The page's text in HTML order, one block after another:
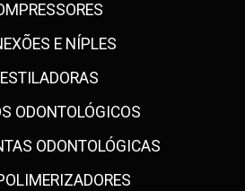
E NÍPLES
ODONTOLÓGICOS
ODONTOLÓGICAS